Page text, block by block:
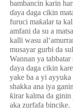
bambancin karin
ɗaya daga cikin
furuci maƙalar ta
amfani da su a
kalli wasu
musayar gurbi da
Wannan ya
daya daga cikin
yake ba a yi ayyuka
shakka ana iya
ƙirar kalma da
aka zurfafa bincike.